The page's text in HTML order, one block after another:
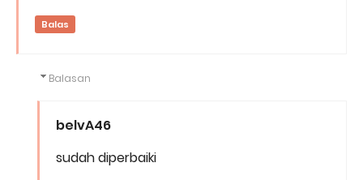
Balas
Balasan
belvA46
sudah diperbaiki